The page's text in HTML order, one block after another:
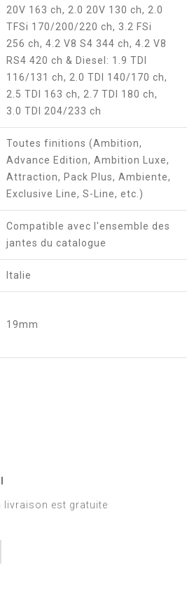
20V 163 ch, 2.0 20V 130 ch, 2.0
TFSi 170/200/220 ch, 3.2 FSi
256 ch, 4.2 V8 S4 344 ch, 4.2 V8
RS4 420 ch & Diesel: 1.9 TDI
116/131 ch, 2.0 TDI 140/170 ch,
2.5 TDI 163 ch, 2.7 TDI 180 ch,
3.0 TDI 204/233 ch
Toutes finitions (Ambition,
Advance Edition, Ambition Luxe,
Attraction, Pack Plus, Ambiente,
Exclusive Line, S-Line, etc.)
Compatible avec l'ensemble des
jantes du catalogue
Italie
19mm
livraison est gratuite